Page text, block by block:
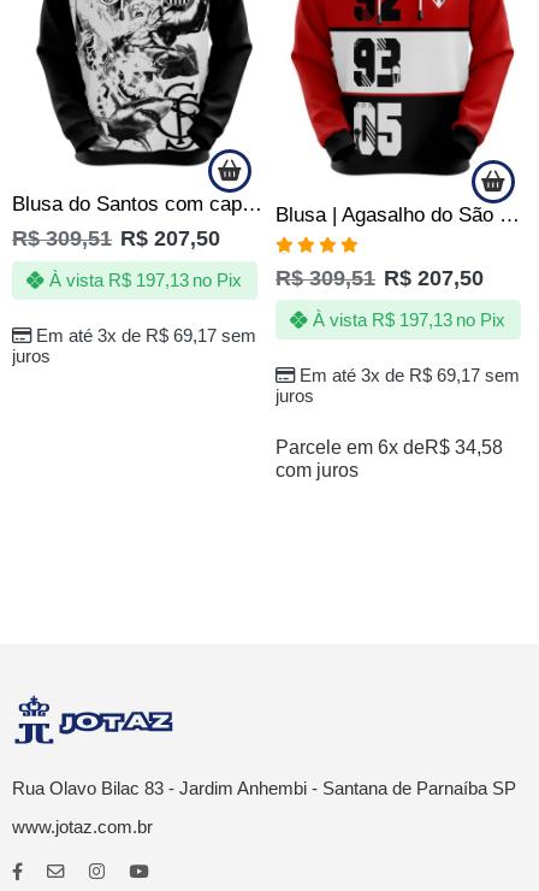
Blusa do Santos com capuz – Poseidon blackout – Produto Oficial – Masculino
R$309,51 R$ 207,50
Em até 3x de R$69,17sem
juros
À vista R$197,13 no Pix
Blusa | Agasalho do São Paulo SPFC – Legado Tricolor 92 | 93 | 05 – Oficial
Avaliação
4.83de 5
R$309,51 R$ 207,50
Em até 3x de R$69,17sem
juros
À vista R$197,13 no Pix
Parcele em 6x deR$ 34,58
com juros
Rua Olavo Bilac 83 - Jardim Anhembi - Santana de Parnaíba SP
www.jotaz.com.br